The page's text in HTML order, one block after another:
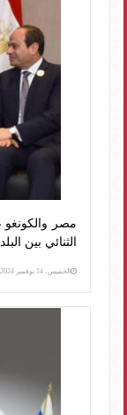
مصر والكونغو
الثنائي بين
الخميس، 14 نوفمبر 2024 11:44 ص